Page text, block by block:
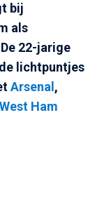
bij
als
22-jarige
lichtpuntjes
Arsenal ,
West Ham